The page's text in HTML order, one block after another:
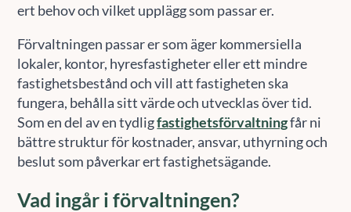
ert behov och vilket upplägg som passar er.
Förvaltningen passar er som äger kommersiella
lokaler, kontor, hyresfastigheter eller ett mindre
fastighetsbestånd och vill att fastigheten ska
fungera, behålla sitt värde och utvecklas över tid.
Som en del av en tydligfastighetsförvaltningfår ni
bättre struktur för kostnader, ansvar, uthyrning och
beslut som påverkar ert fastighetsägande.
Vad ingår i förvaltningen?